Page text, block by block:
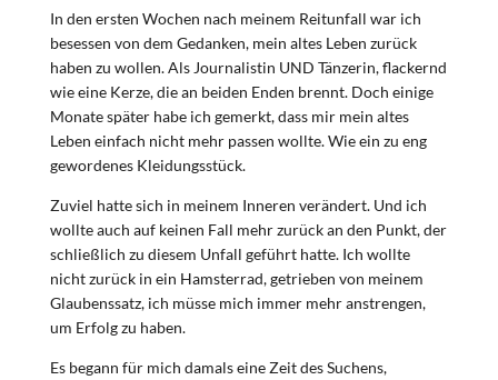
In den ersten Wochen nach meinem Reitunfall war ich
besessen von dem Gedanken, mein altes Leben zurück
haben zu wollen. Als Journalistin UND Tänzerin, flackernd
wie eine Kerze, die an beiden Enden brennt. Doch einige
Monate später habe ich gemerkt, dass mir mein altes
Leben einfach nicht mehr passen wollte. Wie ein zu eng
gewordenes Kleidungsstück.
Zuviel hatte sich in meinem Inneren verändert. Und ich
wollte auch auf keinen Fall mehr zurück an den Punkt, der
schließlich zu diesem Unfall geführt hatte. Ich wollte
nicht zurück in ein Hamsterrad, getrieben von meinem
Glaubenssatz, ich müsse mich immer mehr anstrengen,
um Erfolg zu haben.
Es begann für mich damals eine Zeit des Suchens,